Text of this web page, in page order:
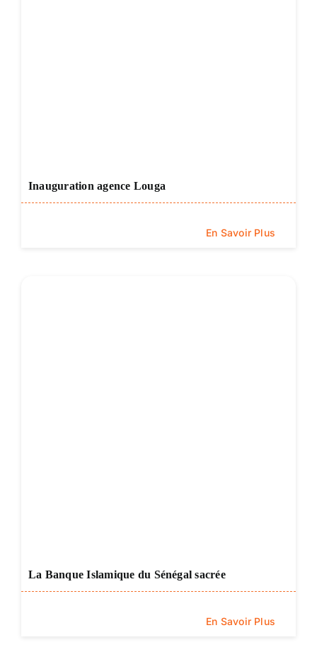
Inauguration agence Louga
En Savoir Plus
La Banque Islamique du Sénégal sacrée
En Savoir Plus